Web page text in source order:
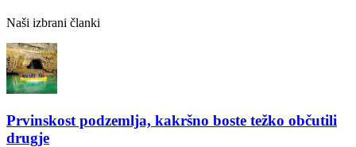
Naši izbrani članki
Prvinskost podzemlja, kakršno boste težko občutili
drugje